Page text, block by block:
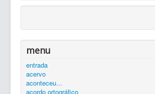
entrada
catálogo
equipa
elos
contactos
menu
entrada
acervo
aconteceu...
acordo ortográfico